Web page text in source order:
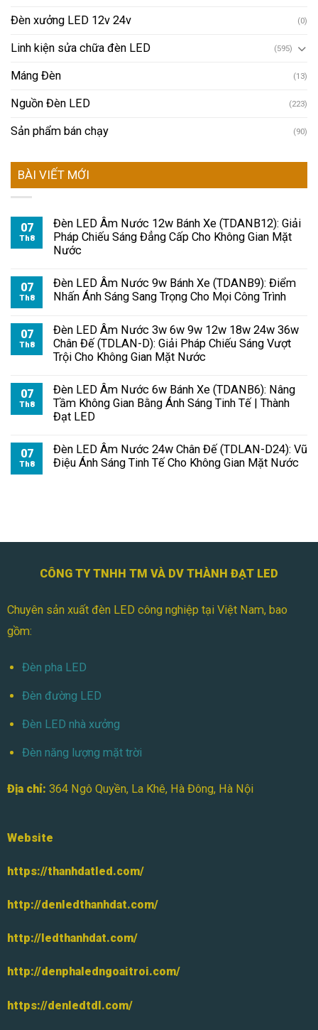
Đèn xưởng LED 12v 24v (0)
Linh kiện sửa chữa đèn LED (595)
Máng Đèn (13)
Nguồn Đèn LED (223)
Sản phẩm bán chạy (90)
BÀI VIẾT MỚI
07
Th8
Đèn LED Âm Nước 12w Bánh Xe (TDANB12): Giải
Pháp Chiếu Sáng Đẳng Cấp Cho Không Gian Mặt
Nước
07
Th8
Đèn LED Âm Nước 9w Bánh Xe (TDANB9): Điểm
Nhấn Ánh Sáng Sang Trọng Cho Mọi Công Trình
07
Th8
Đèn LED Âm Nước 3w 6w 9w 12w 18w 24w 36w
Chân Đế (TDLAN-D): Giải Pháp Chiếu Sáng Vượt
Trội Cho Không Gian Mặt Nước
07
Th8
Đèn LED Âm Nước 6w Bánh Xe (TDANB6): Nâng
Tầm Không Gian Bằng Ánh Sáng Tinh Tế | Thành
Đạt LED
07
Th8
Đèn LED Âm Nước 24w Chân Đế (TDLAN-D24): Vũ
Điệu Ánh Sáng Tinh Tế Cho Không Gian Mặt Nước
CÔNG TY TNHH TM VÀ DV THÀNH ĐẠT LED
Chuyên sản xuất đèn LED công nghiệp tại Việt Nam, bao
gồm:
Đèn pha LED
Đèn đường LED
Đèn LED nhà xưởng
Đèn năng lượng mặt trời
Địa chỉ: 364 Ngô Quyền, La Khê, Hà Đông, Hà Nội
Website
https://thanhdatled.com/
http://denledthanhdat.com/
http://ledthanhdat.com/
http://denphaledngoaitroi.com/
https://denledtdl.com/